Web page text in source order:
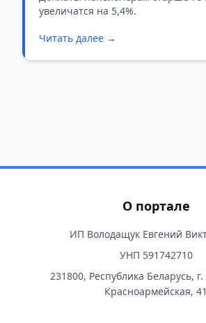
увеличатся на 5,4%.
Читать далее →
О портале
ИП Володащук Евгений
УНП 591742710
231800, Республика Беларусь,
Красноармейская, 41